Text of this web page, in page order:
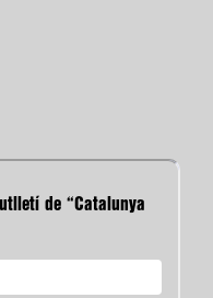
de “Catalunya